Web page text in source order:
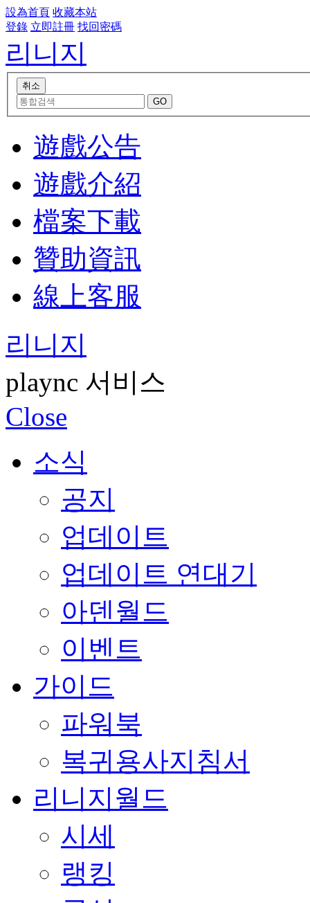
設為首頁 收藏本站
登錄 立即註冊 找回密碼
리니지
遊戲公告
遊戲介紹
檔案下載
贊助資訊
線上客服
리니지
plaync 서비스
Close
소식
공지
업데이트
업데이트 연대기
아덴월드
이벤트
가이드
파워북
복귀용사지침서
리니지월드
시세
랭킹